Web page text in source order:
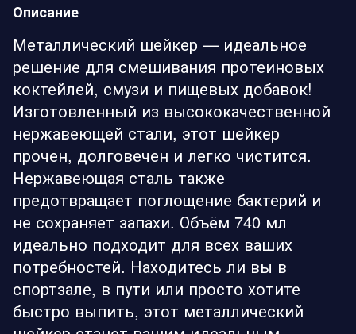
Описание
Металлический шейкер — идеальное
решение для смешивания протеиновых
коктейлей, смузи и пищевых добавок!
Изготовленный из высококачественной
нержавеющей стали, этот шейкер
прочен, долговечен и легко чистится.
Нержавеющая сталь также
предотвращает поглощение бактерий и
не сохраняет запахи. Объём 740 мл
идеально подходит для всех ваших
потребностей. Находитесь ли вы в
спортзале, в пути или просто хотите
быстро выпить, этот металлический